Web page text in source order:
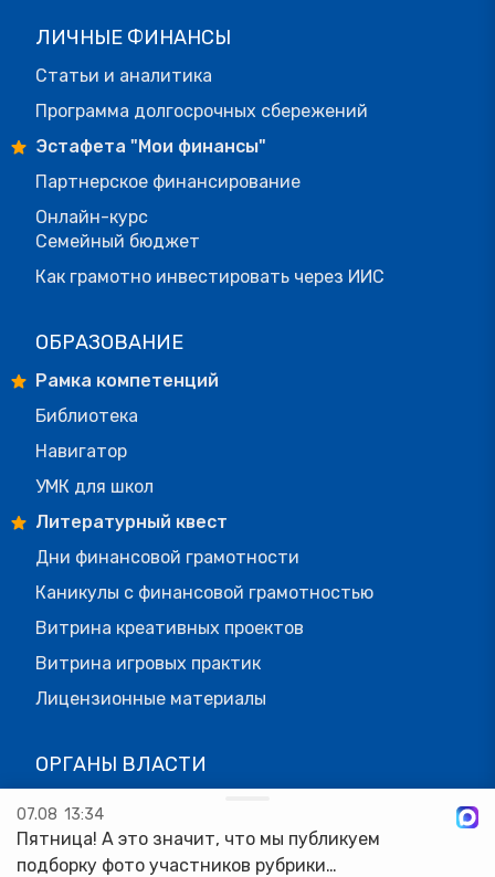
ЛИЧНЫЕ ФИНАНСЫ
Статьи и аналитика
Программа долгосрочных сбережений
Эстафета "Мои финансы"
Партнерское финансирование
Онлайн-курс
Семейный бюджет
Как грамотно инвестировать через ИИС
ОБРАЗОВАНИЕ
Рамка компетенций
Библиотека
Навигатор
УМК для школ
Литературный квест
Дни финансовой грамотности
Каникулы с финансовой грамотностью
Витрина креативных проектов
Витрина игровых практик
Лицензионные материалы
ОРГАНЫ ВЛАСТИ
Паспорта регионов
Конкурс лучших практик
07.08 13:34
Пятница! А это значит, что мы публикуем
подборку фото участников рубрики